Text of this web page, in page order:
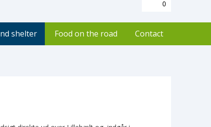
0
shelter Food on the road Contact